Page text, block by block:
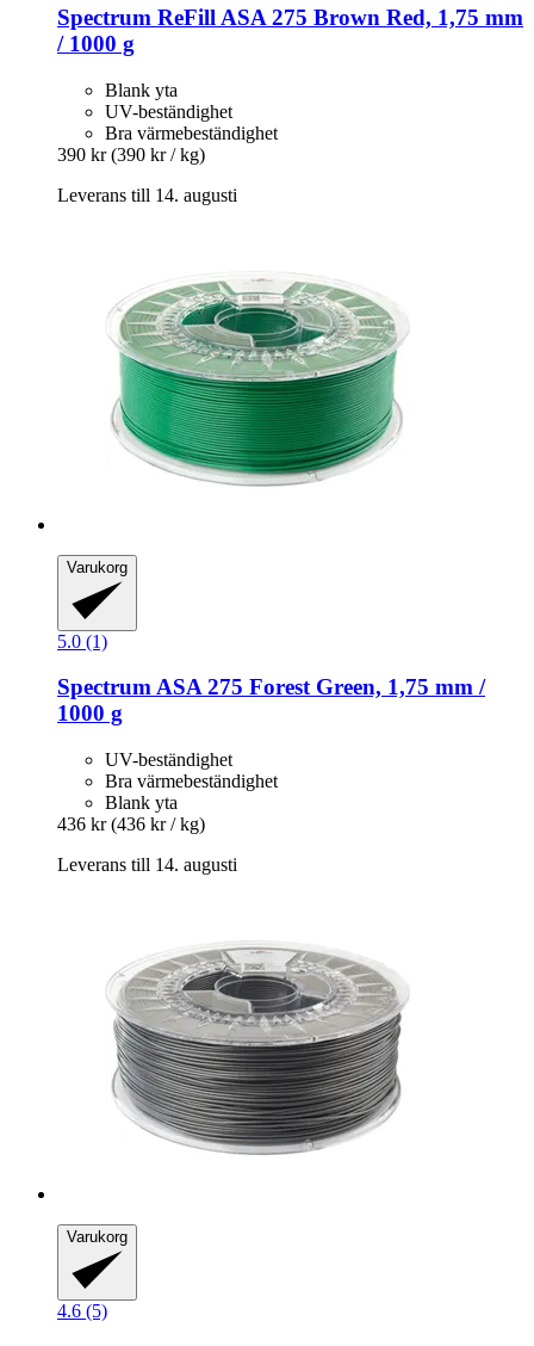
Spectrum ReFill ASA 275 Brown Red, 1,75 mm
/ 1000 g
Blank yta
UV-beständighet
Bra värmebeständighet
390 kr (390 kr / kg)
Leverans till 14. augusti
Varukorg
5.0 (1)
SpectrumASA 275 Forest Green, 1,75 mm /
1000 g
UV-beständighet
Bra värmebeständighet
Blank yta
436 kr (436 kr / kg)
Leverans till 14. augusti
Varukorg
4.6 (5)